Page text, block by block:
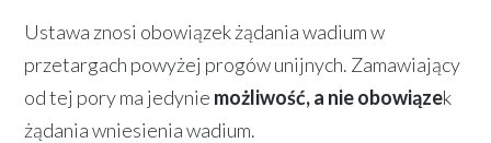
Ustawa znosi obowiązek żądania wadium w
przetargach powyżej progów unijnych. Zamawiający
od tej pory ma jedynie możliwość, a nie obowiązek
żądania wniesienia wadium.